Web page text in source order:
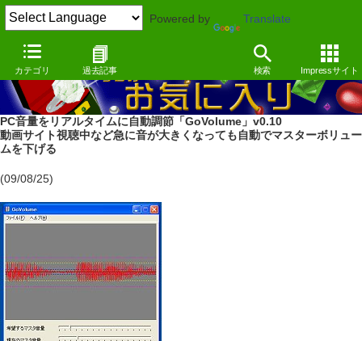
Powered by Translate
カテゴリ 過去記事 検索 Impressサイト
PC音量をリアルタイムに自動調節「GoVolume」v0.10
動画サイト視聴中など急に音が大きくなっても自動でマスターボリュー
ムを下げる
(09/08/25)